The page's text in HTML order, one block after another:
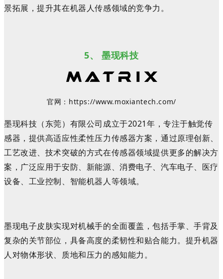
景拓展，提升其在机器人传感领域的竞争力。
5、墨现科技
官网： https://www.moxiantech.com/
墨现科技 （东莞）有限公司成立于2021年，专注于触觉传
感器，提供高适应性柔性压力传感器方案，通过原理创新、
工艺改进、技术突破的方式在传感器领域提供更多的解决方
案 ， 广泛应用于安防、 新能源、消费电子、汽车电子、医疗
设备、工业控制、智能机器人等领域。
墨现电子皮肤实现对机械手的全面覆盖，包括手掌、手背及
复杂的关节部位，具备高度的柔韧性和贴合能力。提升机器
人对物体形状、质地和压力的感知能力。